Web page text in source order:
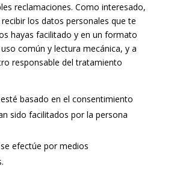
reclamaciones. Como interesado,
los datos personales que te
hayas facilitado y en un formato
común y lectura mecánica, y a
responsable del tratamiento
basado en el consentimiento
sido facilitados por la persona
efectúe por medios